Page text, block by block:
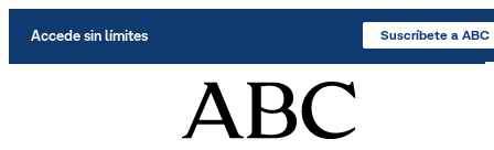
Accede sin límites Suscríbete a ABC